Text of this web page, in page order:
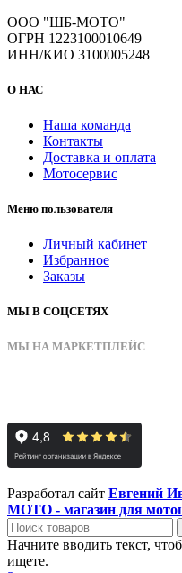
ООО "ШБ-МОТО"
ОГРН 1223100010649
ИНН/КИО 3100005248
О НАС
Наша команда
Контакты
Доставка и оплата
Мотосервис
Меню пользователя
Личный кабинет
Избранное
Заказы
МЫ В СОЦСЕТЯХ
МЫ НА МАРКЕТПЛЕЙС
Разработал сайт Евгений
МОТО - магазин для
Начните вводить текст,
ищете.